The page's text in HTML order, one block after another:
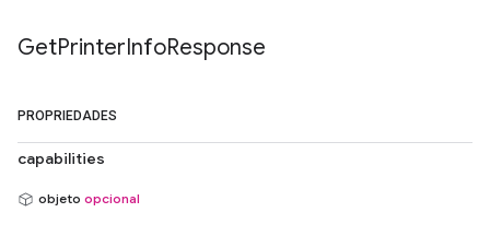
GetPrinterInfoResponse
PROPRIEDADES
capabilities
objeto opcional